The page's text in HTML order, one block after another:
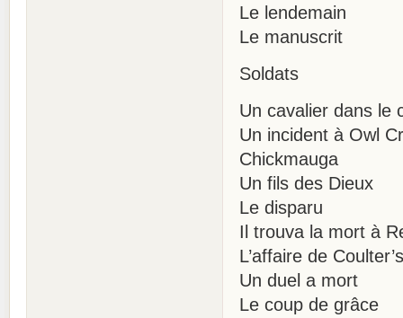
Le lendemain
Le manuscrit
Soldats
Un cavalier dans le
Un incident à Owl
Chickmauga
Un fils des Dieux
Le disparu
Il trouva la mort à
L’affaire de
Un duel a mort
Le coup de grâce